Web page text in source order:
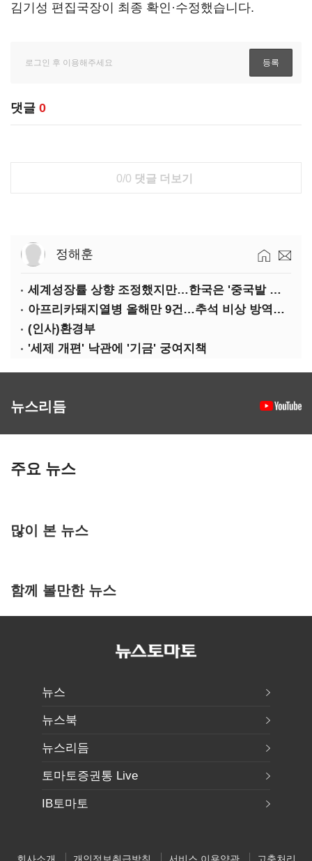
김기성 편집국장이 최종 확인·수정했습니다.
댓글 0
0/0 댓글 더보기
정해훈
세계성장률 상향 조정했지만…한국은 '중국발 살얼음판'
아프리카돼지열병 올해만 9건…추석 비상 방역에 '총력'
(인사)환경부
'세제 개편' 낙관에 '기금' 궁여지책
뉴스리듬
주요 뉴스
많이 본 뉴스
함께 볼만한 뉴스
뉴스
뉴스북
뉴스리듬
토마토증권통 Live
IB토마토